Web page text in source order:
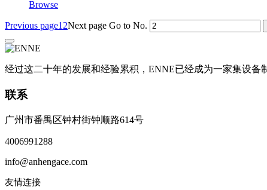
Browse
Previous page1 2Next page Go to No.
经过这二十年的发展和经验累积，ENNE已经成为一家集设
联系
广州市番禺区钟村街钟顺路614号
4006991288
info@anhengace.com
友情连接